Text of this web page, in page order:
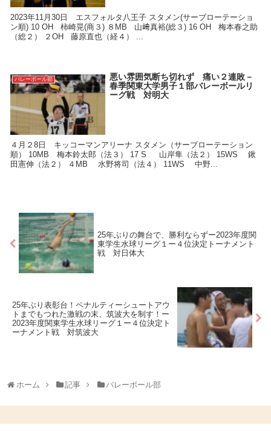
2023年11月30日 エスフォルタ八王子 スタメン(サーブローテーショ
ン順) 10 OH 柿崎晃(商３) ８MB 山﨑真裕(総３) 16 OH 梅本春之助
（総２） ２OH 藤原直也（経４） ...
バレーボール部
悪い雰囲気断ち切れず 痛い２連敗－
春季関東大学男子１部バレーボールリ
ーグ戦 対明大
４月２8日 キッコーマンアリーナ スタメン（サーブローテーション
順） 10MB 梅本鈴太郎（法３） 17 S 山岸隼（法２） 15WS 鍬
田憲伸（法２） ４MB 水野将司（法４） 11WS 中野...
25年ぶりの舞台で、勝利ならずー2023年度関
東学生水球リーグ１ー４位決定トーナメント
戦 対日体大
25年ぶり表彰台！ペナルティーシュートアウ
トまでもつれた激戦の末、筑波大を制す！ー
2023年度関東学生水球リーグ１ー４位決定ト
ーナメント戦 対筑波大
ホーム 記事 バレーボール部